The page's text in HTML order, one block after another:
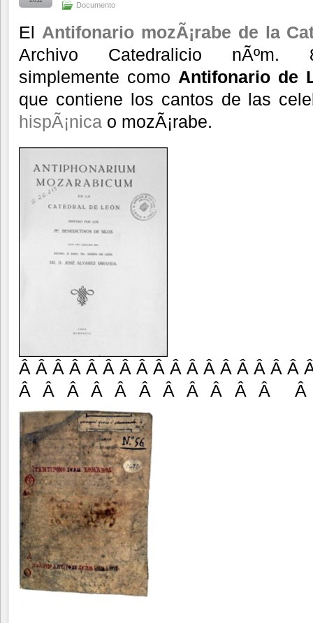
Documento
El Antifonario mozÃ¡rabe de la
Archivo Catedralicio nÃºm.
simplemente como Antifonario de
que contiene los cantos de las
hispÃ¡nica o mozÃ¡rabe.
Â Â Â Â Â Â Â Â Â Â Â Â Â Â Â Â Â
Â Â Â Â Â Â Â Â Â Â Â